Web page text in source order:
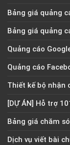
Bảng giá quảng
Bảng giá quảng
Quảng cáo
Quảng cáo
Thiết kế bộ nhận
[DỰ ÁN] Hỗ trợ
Bảng giá chăm
Dịch vụ viết bài